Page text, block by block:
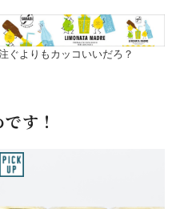
ぐよりもカッコいいだろ？
す！